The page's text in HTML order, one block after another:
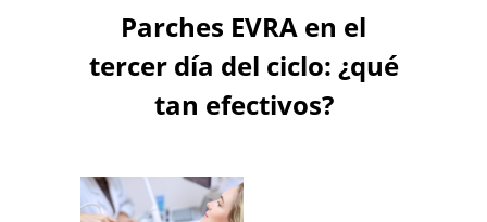
Parches EVRA en el
tercer día del ciclo: ¿qué
tan efectivos?